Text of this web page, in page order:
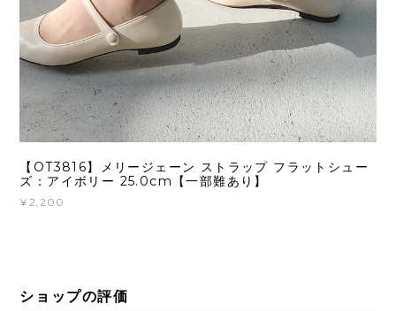
【OT3816】メリージェーン ストラップ フラットシュー
ズ：アイボリー 25.0cm【一部難あり】
¥2,200
ショップの評価